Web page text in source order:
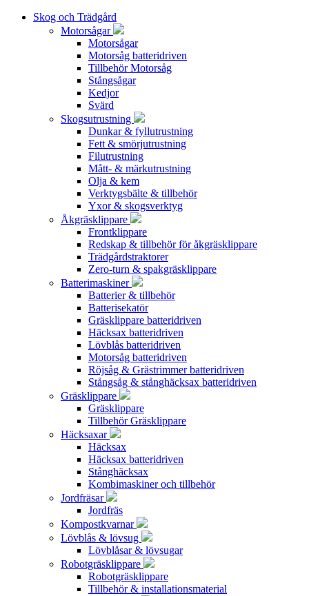
Skog och Trädgård
Motorsågar
Motorsågar
Motorsåg batteridriven
Tillbehör Motorsåg
Stångsågar
Kedjor
Svärd
Skogsutrustning
Dunkar & fyllutrustning
Fett & smörjutrustning
Filutrustning
Mått- & märkutrustning
Olja & kem
Verktygsbälte & tillbehör
Yxor & skogsverktyg
Åkgräsklippare
Frontklippare
Redskap & tillbehör för åkgräsklippare
Trädgårdstraktorer
Zero-turn & spakgräsklippare
Batterimaskiner
Batterier & tillbehör
Batterisekatör
Gräsklippare batteridriven
Häcksax batteridriven
Lövblås batteridriven
Motorsåg batteridriven
Röjsåg & Grästrimmer batteridriven
Stångsåg & stånghäcksax batteridriven
Gräsklippare
Gräsklippare
Tillbehör Gräsklippare
Häcksaxar
Häcksax
Häcksax batteridriven
Stånghäcksax
Kombimaskiner och tillbehör
Jordfräsar
Jordfräs
Kompostkvarnar
Lövblås & lövsug
Lövblåsar & lövsugar
Robotgräsklippare
Robotgräsklippare
Tillbehör & installationsmaterial